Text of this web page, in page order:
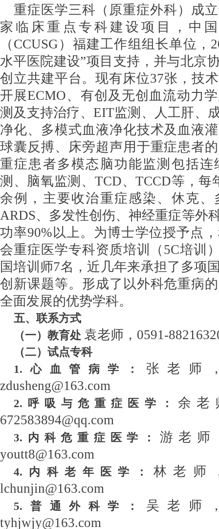
重症医学三科（原重症外科）成
家临床重点专科建设项目，中
（CCUSG）福建工作组组长单位，
水平医院建设”项目支持，并与北京
创立共建平台。现有床位37张，技
开展ECMO、有创及无创血流动力
测及支持治疗、EIT监测、人工肝、
净化、多模式血液净化技术及血液
球囊反搏、床旁超声用于重症患者
重症患者多模态脑功能监测包括连
测、脑氧监测、TCD、TCCD等，每
余例，主要收治重症感染、休克、
ARDS、多发性创伤、神经重症等外
功率90%以上。为博士学位授予点
会重症医学专科资质培训（5C培训
国培训师7名，近几年来承担了多项
创新课题等。形成了以外科危重病
全面发展的优势学科。
五、联系方式
（一） 教育处 袁老师， 0591-
（二） 试点专科
1.心血管病学： 张老师
zdusheng@163.com
2.呼吸与危重症医学： 余老
672583894@qq.com
3.内科危重症医学：游老师
youtt8@163.com
4.内科老年医学：林老师
lchunjin@163.com
5.普通外科学： 吴老师
tyhjwjy@163.com